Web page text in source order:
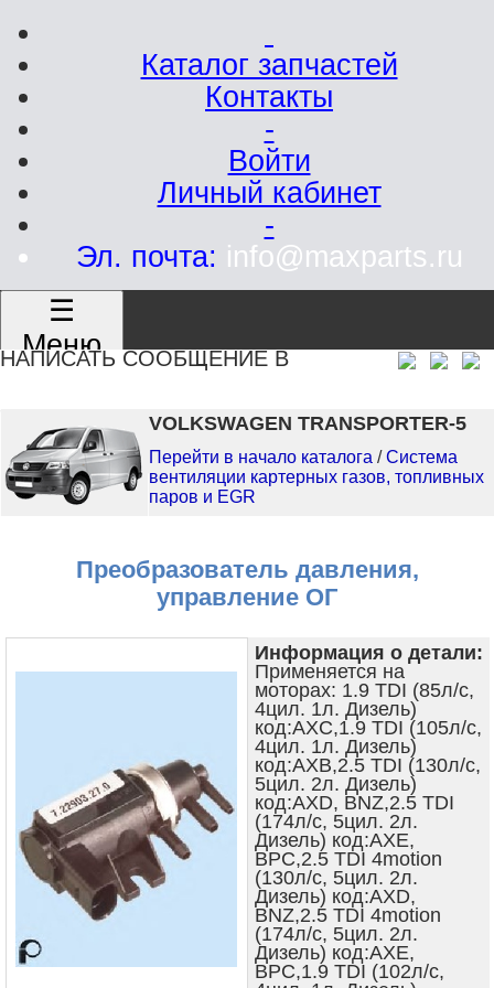
Каталог запчастей
Контакты
-
Войти
Личный кабинет
-
Эл. почта: info@maxparts.ru
☰
Меню
НАПИСАТЬ СООБЩЕНИЕ В
VOLKSWAGEN TRANSPORTER-5
Перейти в начало каталога /Система
вентиляции картерных газов, топливных
паров и EGR
Преобразователь давления,
управление ОГ
Информация о детали:
Применяется на
моторах: 1.9 TDI (85л/с,
4цил. 1л. Дизель)
код:AXC,1.9 TDI (105л/с,
4цил. 1л. Дизель)
код:AXB,2.5 TDI (130л/с,
5цил. 2л. Дизель)
код:AXD, BNZ,2.5 TDI
(174л/с, 5цил. 2л.
Дизель) код:AXE,
BPC,2.5 TDI 4motion
(130л/с, 5цил. 2л.
Дизель) код:AXD,
BNZ,2.5 TDI 4motion
(174л/с, 5цил. 2л.
Дизель) код:AXE,
BPC,1.9 TDI (102л/с,